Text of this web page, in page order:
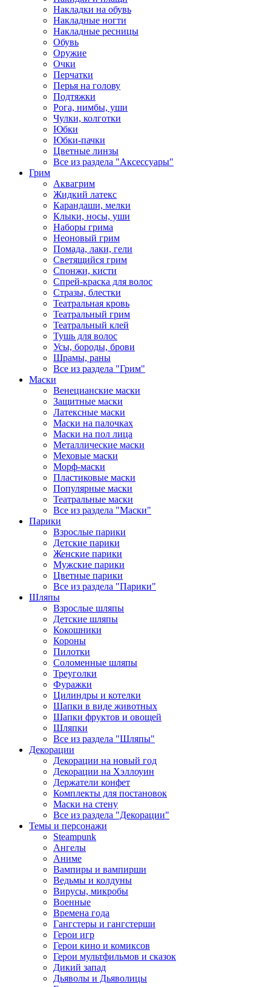
Накладки на обувь
Накладные ногти
Накладные ресницы
Обувь
Оружие
Очки
Перчатки
Перья на голову
Подтяжки
Рога, нимбы, уши
Чулки, колготки
Юбки
Юбки-пачки
Цветные линзы
Все из раздела "Аксессуары"
Грим
Аквагрим
Жидкий латекс
Карандаши, мелки
Клыки, носы, уши
Наборы грима
Неоновый грим
Помада, лаки, гели
Светящийся грим
Спонжи, кисти
Спрей-краска для волос
Стразы, блестки
Театральная кровь
Театральный грим
Театральный клей
Тушь для волос
Усы, бороды, брови
Шрамы, раны
Все из раздела "Грим"
Маски
Венецианские маски
Защитные маски
Латексные маски
Маски на палочках
Маски на пол лица
Металлические маски
Меховые маски
Морф-маски
Пластиковые маски
Популярные маски
Театральные маски
Все из раздела "Маски"
Парики
Взрослые парики
Детские парики
Женские парики
Мужские парики
Цветные парики
Все из раздела "Парики"
Шляпы
Взрослые шляпы
Детские шляпы
Кокошники
Короны
Пилотки
Соломенные шляпы
Треуголки
Фуражки
Цилиндры и котелки
Шапки в виде животных
Шапки фруктов и овощей
Шляпки
Все из раздела "Шляпы"
Декорации
Декорации на новый год
Декорации на Хэллоуин
Держатели конфет
Комплекты для постановок
Маски на стену
Все из раздела "Декорации"
Темы и персонажи
Steampunk
Ангелы
Аниме
Вампиры и вампирши
Ведьмы и колдуны
Вирусы, микробы
Военные
Времена года
Гангстеры и гангстерши
Герои игр
Герои кино и комиксов
Герои мультфильмов и сказок
Дикий запад
Дьяволы и Дьяволицы